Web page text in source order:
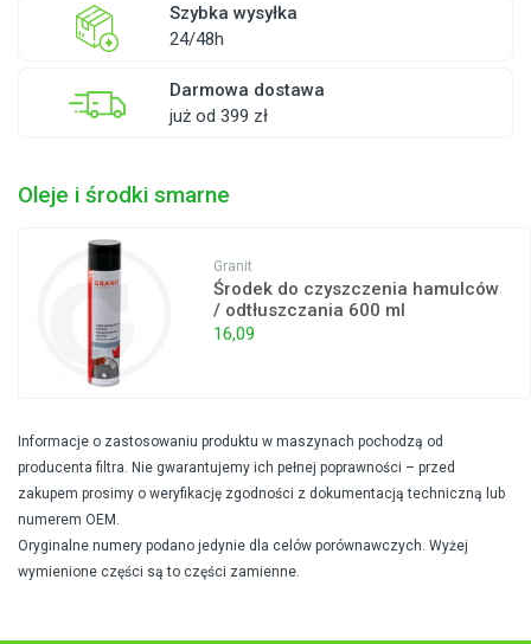
Szybka wysyłka
24/48h
Darmowa dostawa
już od 399 zł
Oleje i środki smarne
Granit
Środek do czyszczenia hamulców
/ odtłuszczania 600 ml
16,09
Informacje o zastosowaniu produktu w maszynach pochodzą od
producenta filtra. Nie gwarantujemy ich pełnej poprawności – przed
zakupem prosimy o weryfikację zgodności z dokumentacją techniczną lub
numerem OEM.
Oryginalne numery podano jedynie dla celów porównawczych. Wyżej
wymienione części są to części zamienne.